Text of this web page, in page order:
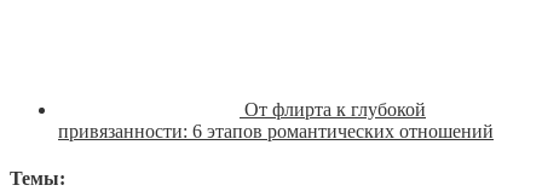
От флирта к глубокой
привязанности: 6 этапов романтических отношений
Темы: